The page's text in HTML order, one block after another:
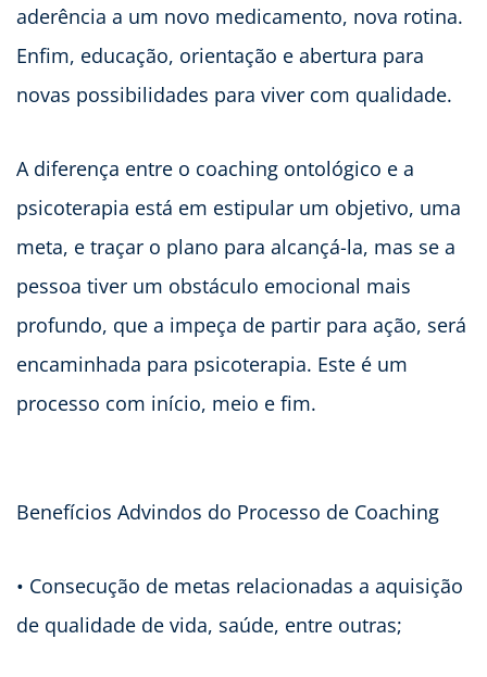
aderência a um novo medicamento, nova rotina.
Enfim, educação, orientação e abertura para
novas possibilidades para viver com qualidade.
A diferença entre o coaching ontológico e a
psicoterapia está em estipular um objetivo, uma
meta, e traçar o plano para alcançá-la, mas se a
pessoa tiver um obstáculo emocional mais
profundo, que a impeça de partir para ação, será
encaminhada para psicoterapia. Este é um
processo com início, meio e fim.
Benefícios Advindos do Processo de Coaching
• Consecução de metas relacionadas a aquisição
de qualidade de vida, saúde, entre outras;